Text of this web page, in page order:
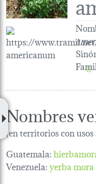
Nombres
(en territorios con
Guatemala:
Venezuela:yerba mora